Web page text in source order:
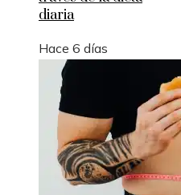
diaria
Hace 6 días